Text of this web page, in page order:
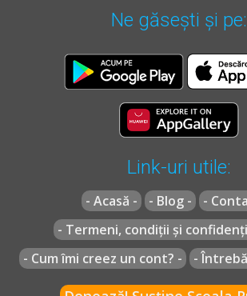
Ne găsești și pe:
Link-uri utile:
- Acasă - - Blog -
-
- Termeni, condiții și
- Cum îmi creez un cont? -
-